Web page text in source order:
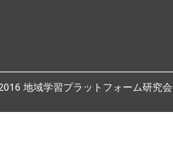
地域学習プラットフォーム研究